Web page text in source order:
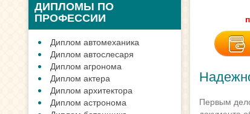
ДИПЛОМЫ ПО
ПРОФЕССИИ
Диплом автомеханика
Диплом автослесаря
Диплом агронома
Диплом актера
Диплом архитектора
Диплом астронома
Первым